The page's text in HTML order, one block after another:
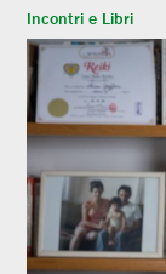
Incontri e Libri